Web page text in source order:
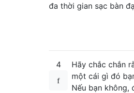
đa thời gian sạc bàn
4
Hãy chắc chắn
một cái gì đó
Nếu bạn không,